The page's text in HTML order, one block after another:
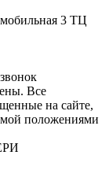
3 ТЦ
Все
на сайте,
положениями